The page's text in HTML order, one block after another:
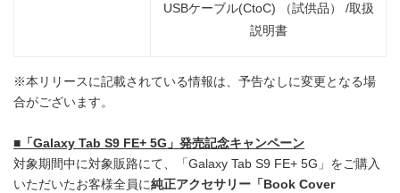
USBケーブル(CtoC) （試供品） /取扱
説明書
※本リリースに記載されている情報は、予告なしに変更となる場
合がございます。
■ 「 Galaxy Tab S9 FE+ 5G 」発売記念キャンペーン
対象期間中に対象販路にて、「Galaxy Tab S9 FE+ 5G」をご購入
いただいたお客様全員に純正アクセサリー「 Book Cover